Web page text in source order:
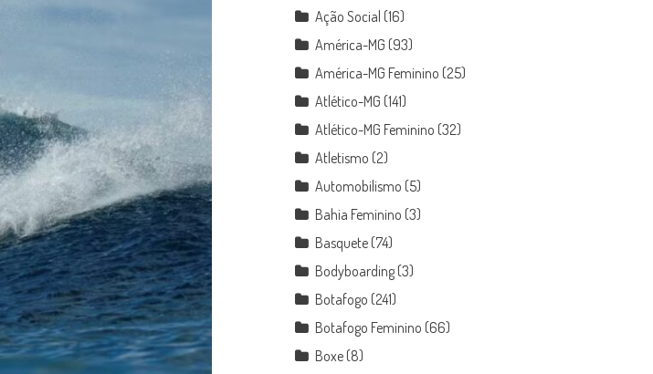
Ação Social (16)
América-MG (93)
América-MG Feminino (25)
Atlético-MG (141)
Atlético-MG Feminino (32)
Atletismo (2)
Automobilismo (5)
Bahia Feminino (3)
Basquete (74)
Bodyboarding (3)
Botafogo (241)
Botafogo Feminino (66)
Boxe (8)